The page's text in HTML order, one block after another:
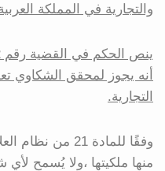
والتجارية في المملكة
أنه يجوز لمحقق الشكاوي
التجارية.
وفقًا للمادة 21
منها ملكيتها ،ولا يُسمح